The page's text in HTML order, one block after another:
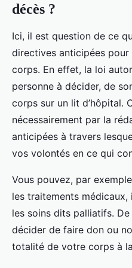
décès ?
Ici, il est question de ce
directives anticipées
corps. En effet, la loi
personne à décider, de
corps sur un lit d’hôpital.
nécessairement par la
anticipées à travers
vos volontés en ce qui
Vous pouvez, par
les traitements
les soins dits palliatifs.
décider de faire don ou
totalité de votre corps à